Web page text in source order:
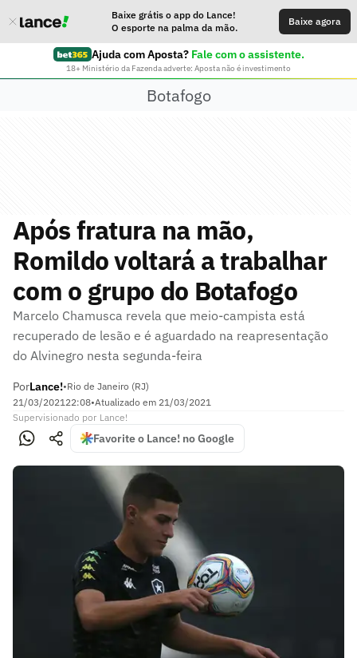
Baixe grátis o app do Lance!
O esporte na palma da mão.
Baixe agora
Ajuda com Aposta? Fale com o assistente.
18+ Ministério da Fazenda adverte: Aposta não é investimento
Botafogo
Após fratura na mão,
Romildo voltará a trabalhar
com o grupo do Botafogo
Marcelo Chamusca revela que meio-campista está
recuperado de lesão e é aguardado na reapresentação
do Alvinegro nesta segunda-feira
PorLance!•Rio de Janeiro (RJ)
21/03/202122:08•Atualizado em 21/03/2021
Supervisionado por Lance!
Favorite o Lance! no Google